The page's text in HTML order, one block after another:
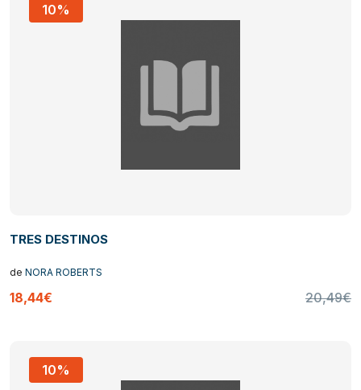
10%
TRES DESTINOS
de NORA ROBERTS
18,44€ 20,49€
10%